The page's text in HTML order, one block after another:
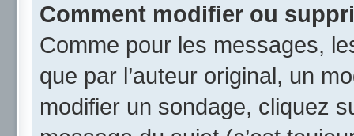
Comment modifier ou
Comme pour les messages,
que par l’auteur original, un
modifier un sondage, cliquez